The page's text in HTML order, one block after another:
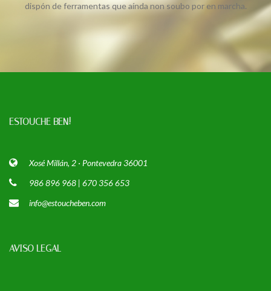
dispón de ferramentas que aínda non soubo por en marcha.
ESTOUCHE BEN!
Xosé Millán, 2 · Pontevedra 36001
986 896 968 | 670 356 653
info@estoucheben.com
AVISO LEGAL